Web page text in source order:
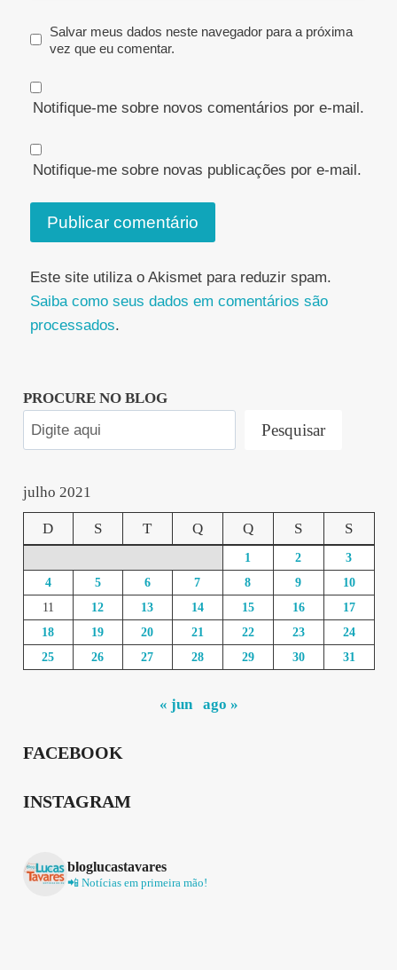
Salvar meus dados neste navegador para a próxima
vez que eu comentar.
Notifique-me sobre novos comentários por e-mail.
Notifique-me sobre novas publicações por e-mail.
Este site utiliza o Akismet para reduzir spam.
Saiba como seus dados em comentários são
processados.
PROCURE NO BLOG
Pesquisar
julho 2021
D S T Q Q S S
1 2
3
4
5 6 7 8 9
10
11
12 13 14 15 16
17
18
19 20 21 22 23
24
25
26 27 28 29 30 31
« jun ago »
FACEBOOK
INSTAGRAM
bloglucastavares
📲 Notícias em primeira mão!